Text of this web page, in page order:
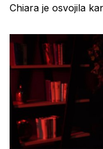
Chiara je osvojila